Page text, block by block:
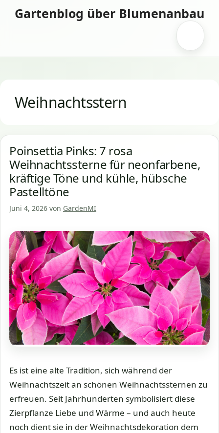
InhaltGartenblog über Blumenanbau
Weihnachtsstern
Poinsettia Pinks: 7 rosa
Weihnachtssterne für neonfarbene,
kräftige Töne und kühle, hübsche
Pastelltöne
Juni 4, 2026 von GardenMI
Es ist eine alte Tradition, sich während der
Weihnachtszeit an schönen Weihnachtssternen zu
erfreuen. Seit Jahrhunderten symbolisiert diese
Zierpflanze Liebe und Wärme – und auch heute
noch dient sie in der Weihnachtsdekoration dem